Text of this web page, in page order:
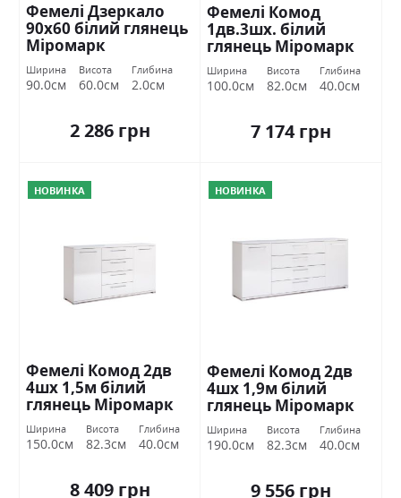
Фемелі Дзеркало
90х60 білий глянець
Міромарк
Ширина
90.0см
Висота
60.0см
Глибина
2.0см
2 286 грн
Фемелі Комод
1дв.3шх. білий
глянець Міромарк
Ширина
100.0см
Висота
82.0см
Глибина
40.0см
7 174 грн
НОВИНКА
Фемелі Комод 2дв
4шх 1,5м білий
глянець Міромарк
Ширина
150.0см
Висота
82.3см
Глибина
40.0см
8 409 грн
НОВИНКА
Фемелі Комод 2дв
4шх 1,9м білий
глянець Міромарк
Ширина
190.0см
Висота
82.3см
Глибина
40.0см
9 556 грн